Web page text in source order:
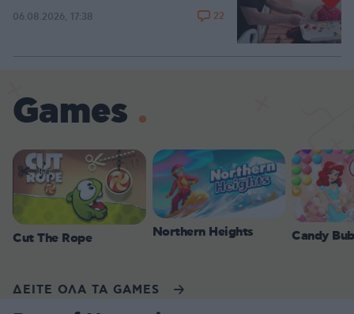
06.08.2026, 17:38 22
Games
Cut The Rope Northern Heights Candy
ΔΕΙΤΕ ΟΛΑ ΤΑ GAMES